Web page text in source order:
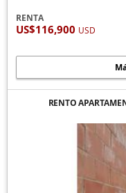
RENTA
US$116,900 USD
RENTO